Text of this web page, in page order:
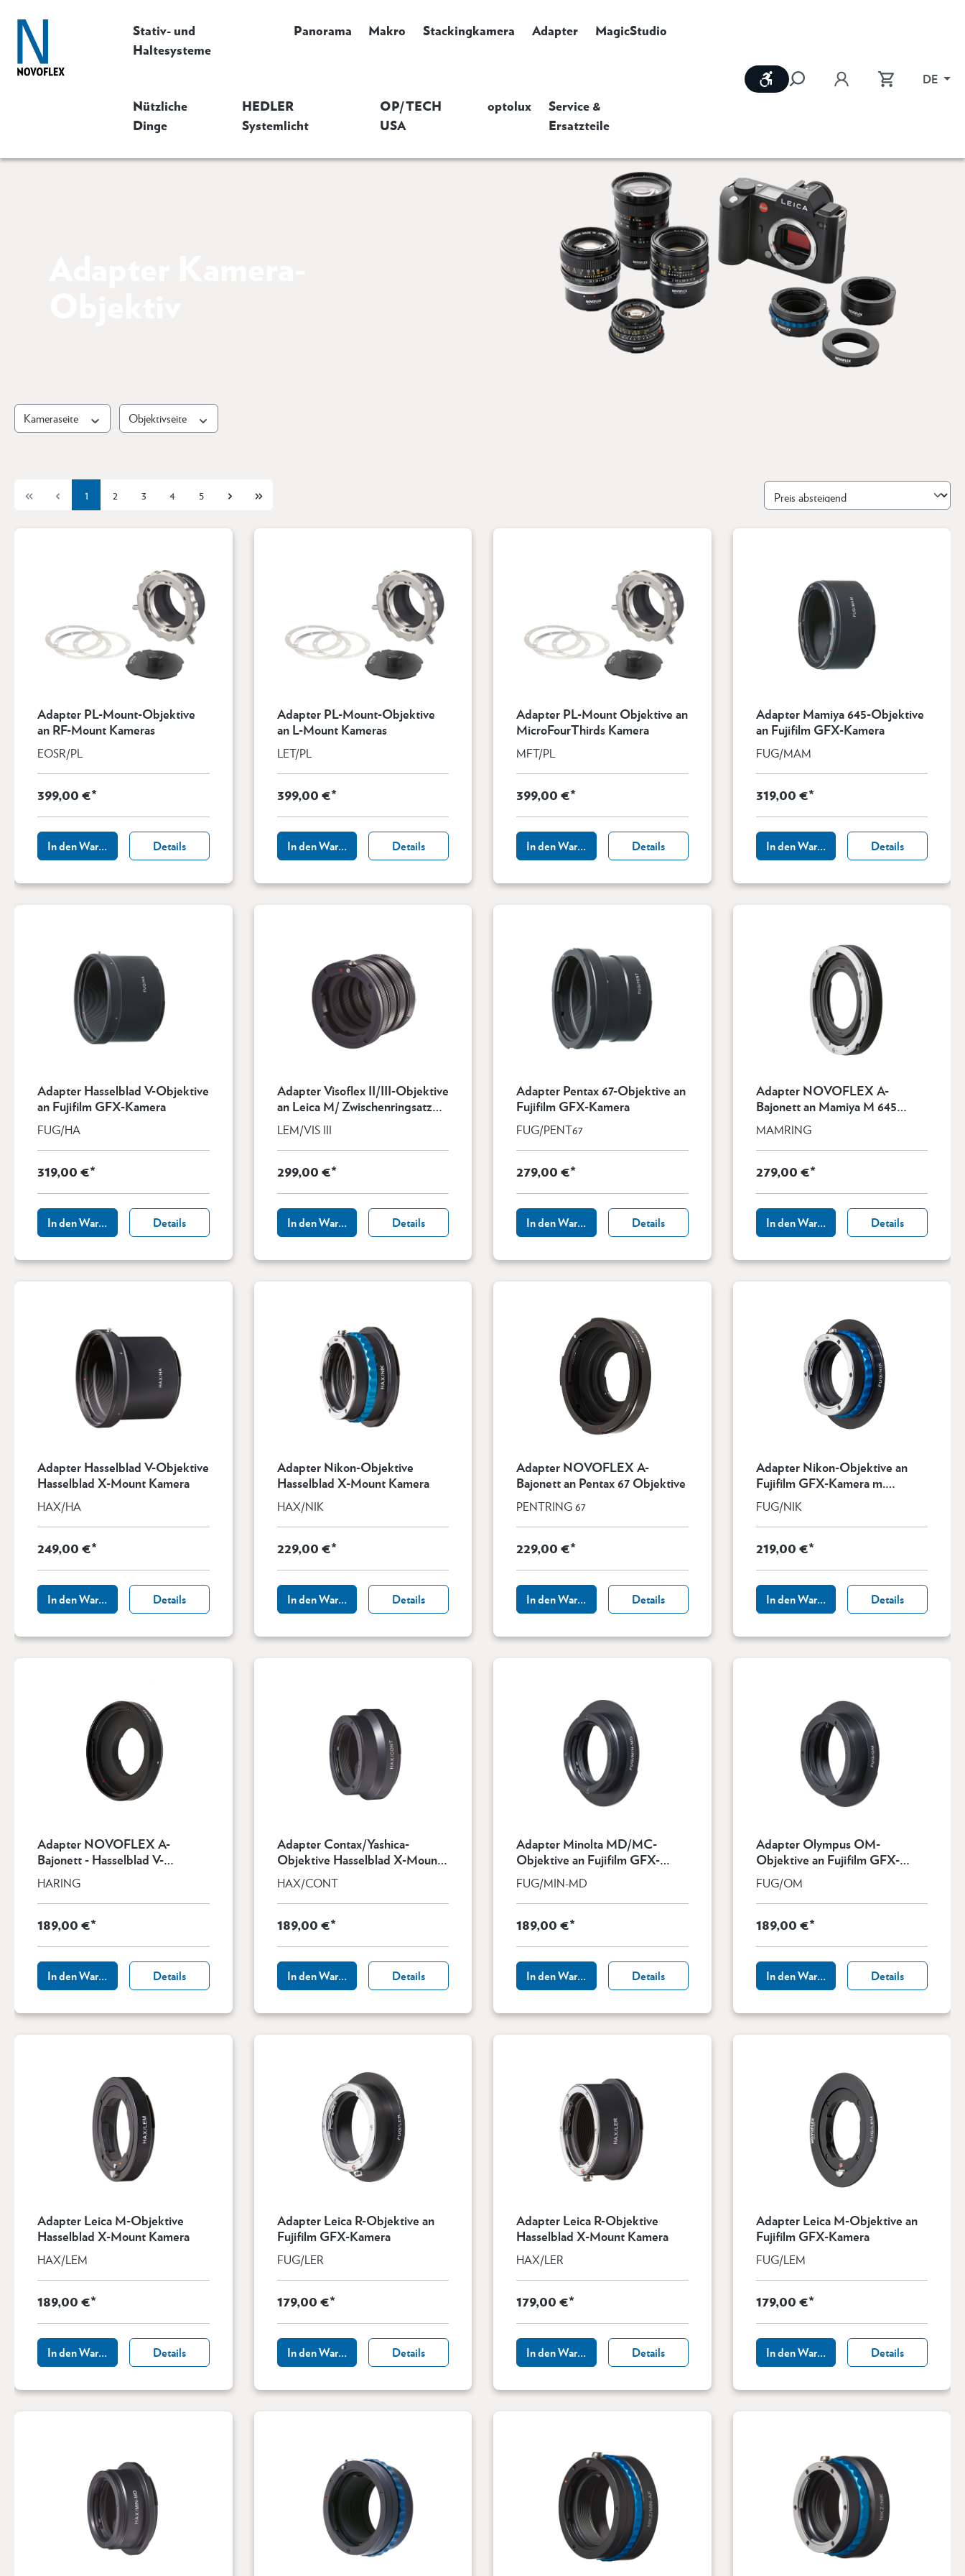
Stativ- und
Haltesysteme
Panorama Makro Stackingkamera Adapter MagicStudio
Nützliche
Dinge
HEDLER
Systemlicht
OP/TECH
USA
optolux
Service &
Ersatzteile
Werkzeugleiste anzeigen DE
Kameraseite Objektivseite
1 2 3 4 5
Adapter PL-Mount-Objektive
an RF-Mount Kameras
EOSR/PL
399,00 €*
In den Warenkorb Details
Adapter PL-Mount-Objektive
an L-Mount Kameras
LET/PL
399,00 €*
In den Warenkorb Details
Adapter PL-Mount Objektive an
MicroFourThirds Kamera
MFT/PL
399,00 €*
In den Warenkorb Details
Adapter Mamiya 645-Objektive
an Fujifilm GFX-Kamera
FUG/MAM
319,00 €*
In den Warenkorb Details
Adapter Hasselblad V-Objektive
an Fujifilm GFX-Kamera
FUG/HA
319,00 €*
In den Warenkorb Details
Adapter Visoflex II/III-Objektive
an Leica M/ Zwischenringsatz
Leica M, drehbar
LEM/VIS III
299,00 €*
In den Warenkorb Details
Adapter Pentax 67-Objektive an
Fujifilm GFX-Kamera
FUG/PENT67
279,00 €*
In den Warenkorb Details
Adapter NOVOFLEX A-
Bajonett an Mamiya M 645
Objektive
MAMRING
279,00 €*
In den Warenkorb Details
Adapter Hasselblad V-Objektive
Hasselblad X-Mount Kamera
HAX/HA
249,00 €*
In den Warenkorb Details
Adapter Nikon-Objektive
Hasselblad X-Mount Kamera
HAX/NIK
229,00 €*
In den Warenkorb Details
Adapter NOVOFLEX A-
Bajonett an Pentax 67 Objektive
PENTRING 67
229,00 €*
In den Warenkorb Details
Adapter Nikon-Objektive an
Fujifilm GFX-Kamera m.
Abblendfunktion
FUG/NIK
219,00 €*
In den Warenkorb Details
Adapter NOVOFLEX A-
Bajonett - Hasselblad V-
Objektive
HARING
189,00 €*
In den Warenkorb Details
Adapter Contax/Yashica-
Objektive Hasselblad X-Mount
Kamera
HAX/CONT
189,00 €*
In den Warenkorb Details
Adapter Minolta MD/MC-
Objektive an Fujifilm GFX-
Kamera
FUG/MIN-MD
189,00 €*
In den Warenkorb Details
Adapter Olympus OM-
Objektive an Fujifilm GFX-
Kamera
FUG/OM
189,00 €*
In den Warenkorb Details
Adapter Leica M-Objektive
Hasselblad X-Mount Kamera
HAX/LEM
189,00 €*
In den Warenkorb Details
Adapter Leica R-Objektive an
Fujifilm GFX-Kamera
FUG/LER
179,00 €*
In den Warenkorb Details
Adapter Leica R-Objektive
Hasselblad X-Mount Kamera
HAX/LER
179,00 €*
In den Warenkorb Details
Adapter Leica M-Objektive an
Fujifilm GFX-Kamera
FUG/LEM
179,00 €*
In den Warenkorb Details